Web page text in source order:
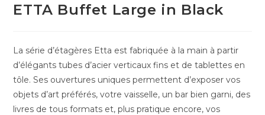
ETTA Buffet Large in Black
La série d’étagères Etta est fabriquée à la main à partir
d’élégants tubes d’acier verticaux fins et de tablettes en
tôle. Ses ouvertures uniques permettent d’exposer vos
objets d’art préférés, votre vaisselle, un bar bien garni, des
livres de tous formats et, plus pratique encore, vos